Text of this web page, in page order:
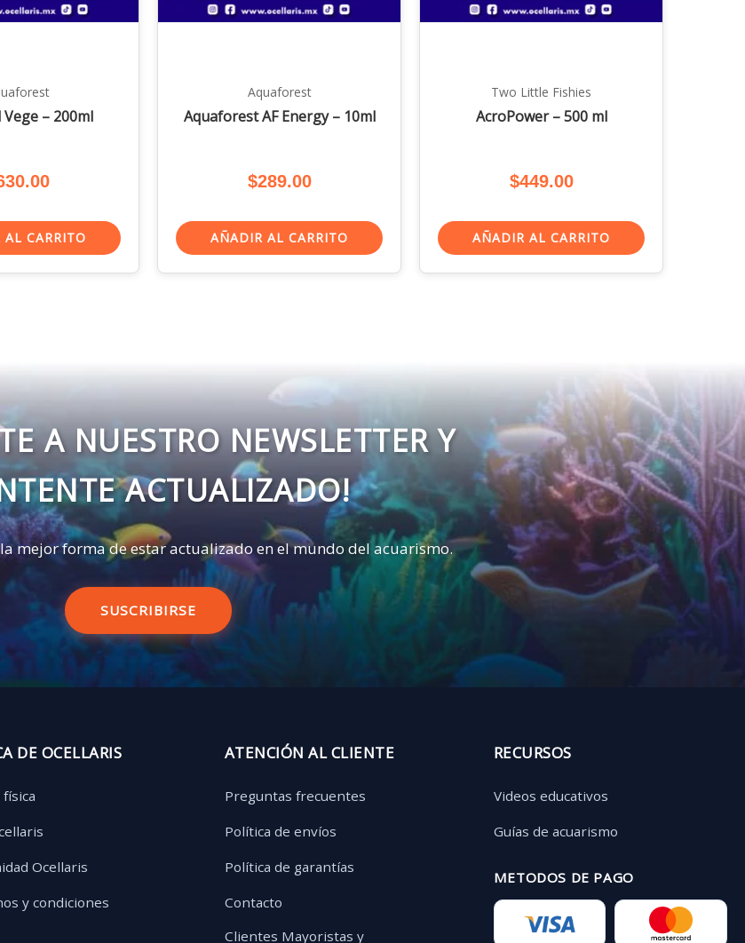
Vege – 200ml
CARRITO
Aquaforest
Aquaforest AF Energy – 10ml
$289.00
AÑADIR AL CARRITO
Two Little Fishies
AcroPower – 500 ml
$449.00
AÑADIR AL CARRITO
A NUESTRO NEWSLETTER Y
ACTUALIZADO!
mejor forma de estar actualizado en el mundo del acuarismo.
SUSCRIBIRSE
DE OCELLARIS
Ocellaris
y condiciones
ATENCIÓN AL CLIENTE
Preguntas frecuentes
Política de envíos
Política de garantías
Contacto
Clientes Mayoristas y
RECURSOS
Videos educativos
Guías de acuarismo
METODOS DE PAGO